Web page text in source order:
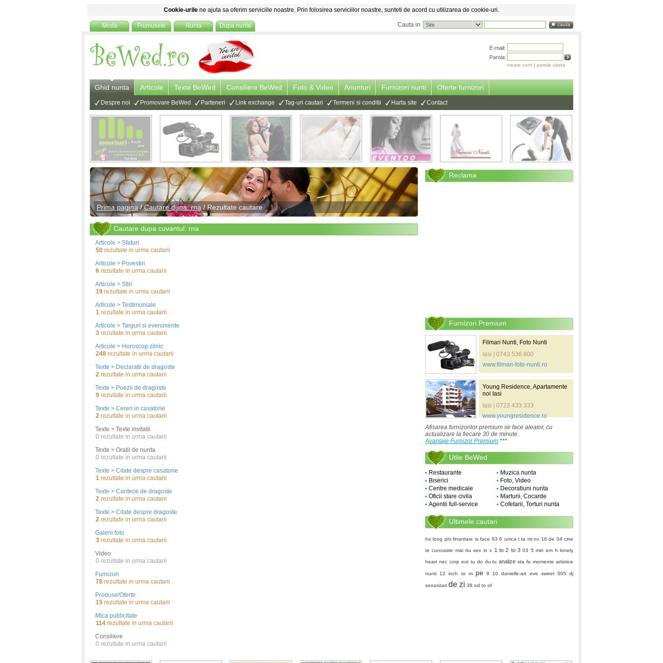
Cookie-urile ne ajuta sa oferim serviciile noastre. Prin folosirea serviciilor noastre, sunteti de acord cu utilizarea de cookie-uri.
Moda Frumusete Nunta Dupa nunta Cauta in cauta
E-mail:
Parola:
creare cont | parola uitata
Ghid nunta Articole Texte BeWed Consiliere BeWed Foto & Video Anunturi Furnizori nunti Oferte furnizori
Despre noi Promovare BeWed Parteneri Link exchange Tag-uri cautari Termeni si conditii Harta site Contact
Prima pagina/Cautare dupa: rna / Rezultate cautare
Cautare dupa cuvantul: rna
Articole > Sfaturi
50 rezultate in urma cautarii
Articole > Povestiri
6 rezultate in urma cautarii
Articole > Stiri
19 rezultate in urma cautarii
Articole > Testimoniale
1 rezultate in urma cautarii
Articole > Targuri si evenimente
3 rezultate in urma cautarii
Articole > Horoscop zilnic
248 rezultate in urma cautarii
Texte > Declaratii de dragoste
2 rezultate in urma cautarii
Texte > Poezii de dragoste
9 rezultate in urma cautarii
Texte > Cereri in casatorie
2 rezultate in urma cautarii
Texte > Texte invitatii
0 rezultate in urma cautarii
Texte > Oratii de nunta
0 rezultate in urma cautarii
Texte > Citate despre casatorie
1 rezultate in urma cautarii
Texte > Cantece de dragoste
2 rezultate in urma cautarii
Texte > Citate despre dragoste
2 rezultate in urma cautarii
Galerii foto
3 rezultate in urma cautarii
Video
0 rezultate in urma cautarii
Furnizori
78 rezultate in urma cautarii
Produse/Oferte
15 rezultate in urma cautarii
Mica publicitate
114 rezultate in urma cautarii
Consiliere
0 rezultate in urma cautarii
Reclama
Furnizori Premium
Filmari Nunti, Foto Nunti
Iasi | 0743 536 800
www.filmari-foto-nunti.ro
Young Residence, Apartamente
noi Iasi
Iasi | 0723 433 333
www.youngresidence.ro
Afisarea furnizorilor premium se face aleator, cu
actualizare la fiecare 30 de minute.
Avantaje Furnizor Premium ***
Utile BeWed
Restaurante
Biserici
Centre medicale
Oficii stare civila
Agentii full-service
Muzica nunta
Foto, Video
Decoratiuni nunta
Marturii, Cocarde
Cofetarii, Torturi nunta
Ultimele cautari
ho long phi finantare is face 63 6 unica t ta mi nv 16 de 04 cine
te cunoaste mai rtu sex in x 1 to 2 to 3 03 5 min em h lonely
heart nec corp eut tu do du tu analize sta fe momente artistice
nunti 12 inch to m pe 9 10 danielle-art eve sweet 005 dj
sonorizari de zi 38 od to of